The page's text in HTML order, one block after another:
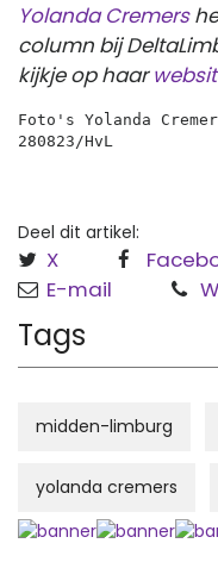
Yolanda Cremers
column bij
kijkje op haar
Foto's Yolanda
280823/HvL
Deel dit artikel:
X
E-mail
Tags
midden-limburg
yolanda cremers